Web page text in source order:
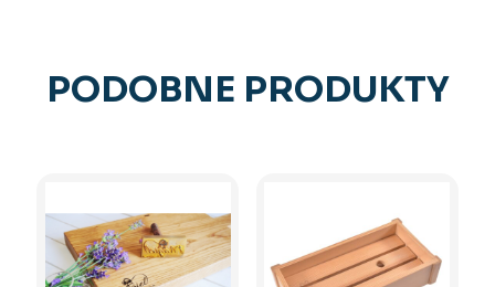
PODOBNE PRODUKTY